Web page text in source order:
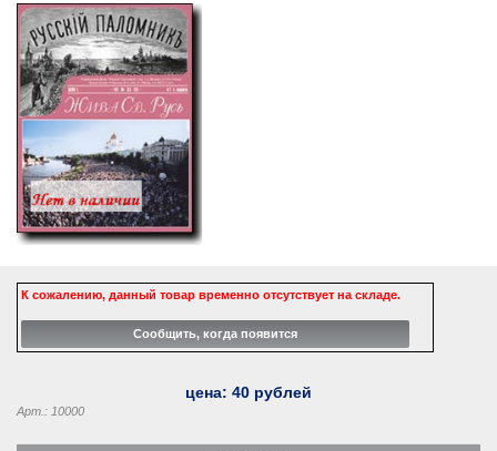
К сожалению, данный товар временно отсутствует на складе.
цена: 40 рублей
Арт.: 10000